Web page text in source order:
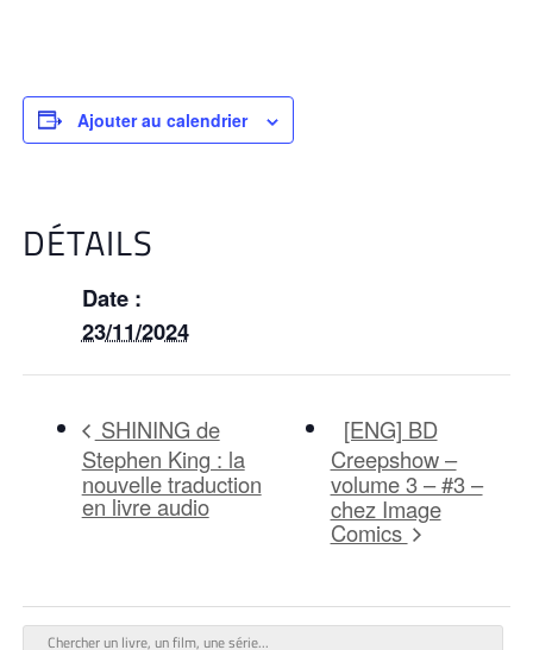
Ajouter au calendrier
DÉTAILS
Date :
23/11/2024
SHINING de
Stephen King : la
nouvelle traduction
en livre audio
[ENG] BD
Creepshow –
volume 3 – #3 –
chez Image
Comics